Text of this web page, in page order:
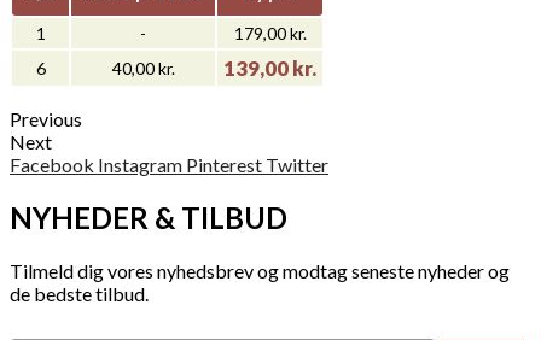
1
-
179,00 kr.
6
40,00 kr. 139,00 kr.
Previous
Next
Facebook Instagram Pinterest Twitter
NYHEDER & TILBUD
Tilmeld dig vores nyhedsbrev og modtag seneste nyheder og
de bedste tilbud.